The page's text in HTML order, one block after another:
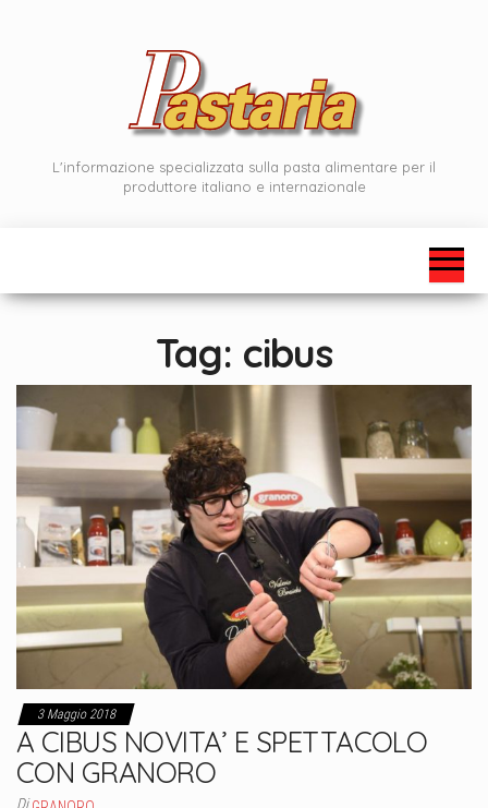
L'informazione specializzata sulla pasta alimentare per il
produttore italiano e internazionale
Tag: cibus
3 Maggio 2018
A CIBUS NOVITA’ E SPETTACOLO
CON GRANORO
Di